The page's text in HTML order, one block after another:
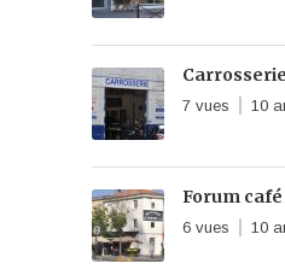
7 vues 10
Forum café
6 vues 10